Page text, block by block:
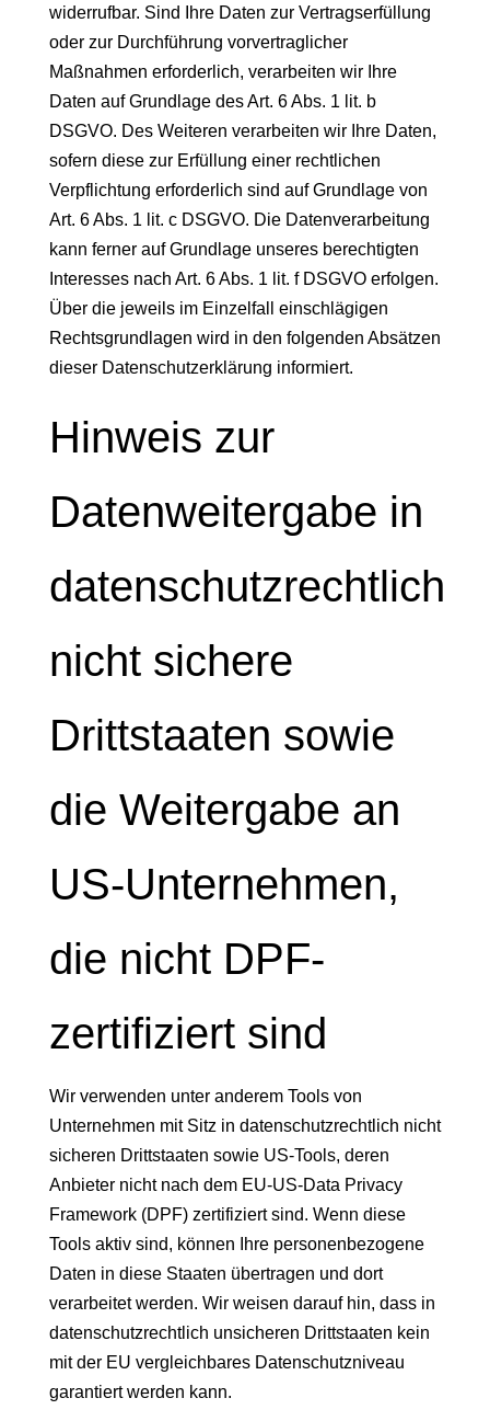
widerrufbar. Sind Ihre Daten zur Vertragserfüllung
oder zur Durchführung vorvertraglicher
Maßnahmen erforderlich, verarbeiten wir Ihre
Daten auf Grundlage des Art. 6 Abs. 1 lit. b
DSGVO. Des Weiteren verarbeiten wir Ihre Daten,
sofern diese zur Erfüllung einer rechtlichen
Verpflichtung erforderlich sind auf Grundlage von
Art. 6 Abs. 1 lit. c DSGVO. Die Datenverarbeitung
kann ferner auf Grundlage unseres berechtigten
Interesses nach Art. 6 Abs. 1 lit. f DSGVO erfolgen.
Über die jeweils im Einzelfall einschlägigen
Rechtsgrundlagen wird in den folgenden Absätzen
dieser Datenschutzerklärung informiert.
Hinweis zur
Datenweitergabe in
datenschutzrechtlich
nicht sichere
Drittstaaten sowie
die Weitergabe an
US-Unternehmen,
die nicht DPF-
zertifiziert sind
Wir verwenden unter anderem Tools von
Unternehmen mit Sitz in datenschutzrechtlich nicht
sicheren Drittstaaten sowie US-Tools, deren
Anbieter nicht nach dem EU-US-Data Privacy
Framework (DPF) zertifiziert sind. Wenn diese
Tools aktiv sind, können Ihre personenbezogene
Daten in diese Staaten übertragen und dort
verarbeitet werden. Wir weisen darauf hin, dass in
datenschutzrechtlich unsicheren Drittstaaten kein
mit der EU vergleichbares Datenschutzniveau
garantiert werden kann.